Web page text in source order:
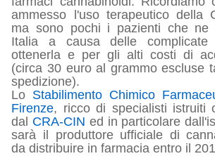
ammesso l'uso terapeutico della
ma sono pochi i pazienti che ne
Italia a causa delle complicate
ottenerla e per gli alti costi di
(circa 30 euro al grammo escluse
spedizione).
Lo Stabilimento Chimico
Firenze, ricco di specialisti istruiti
dal CRA-CIN ed in particolare
sarà il produttore ufficiale di
da distribuire in farmacia entro il